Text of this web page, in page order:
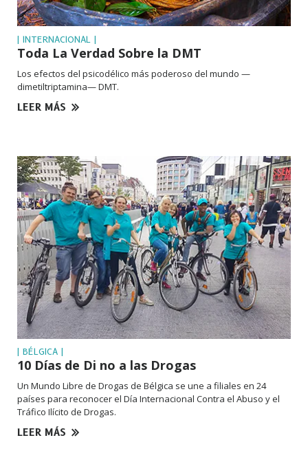
| INTERNACIONAL |
Toda La Verdad Sobre la DMT
Los efectos del psicodélico más poderoso del mundo —
dimetiltriptamina— DMT.
LEER MÁS
| BÉLGICA |
10 Días de Di no a las Drogas
Un Mundo Libre de Drogas de Bélgica se une a filiales en 24
países para reconocer el Día Internacional Contra el Abuso y el
Tráfico Ilícito de Drogas.
LEER MÁS